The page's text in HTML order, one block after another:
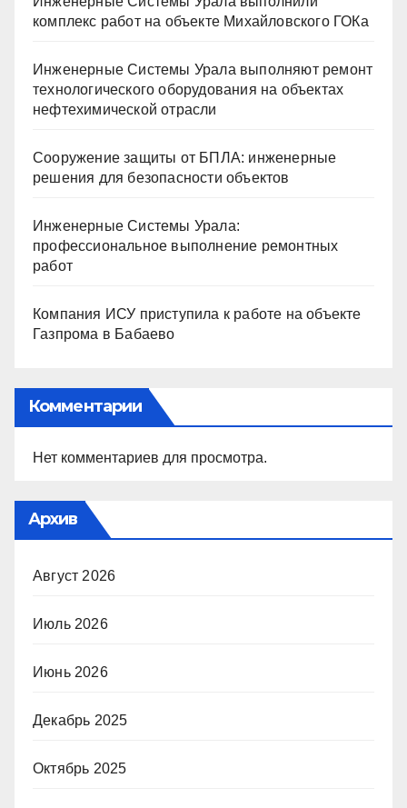
комплекс работ на объекте Михайловского ГОКа
Инженерные Системы Урала выполняют ремонт
технологического оборудования на объектах
нефтехимической отрасли
Сооружение защиты от БПЛА: инженерные
решения для безопасности объектов
Инженерные Системы Урала:
профессиональное выполнение ремонтных
работ
Компания ИСУ приступила к работе на объекте
Газпрома в Бабаево
Комментарии
Нет комментариев для просмотра.
Архив
Август 2026
Июль 2026
Июнь 2026
Декабрь 2025
Октябрь 2025